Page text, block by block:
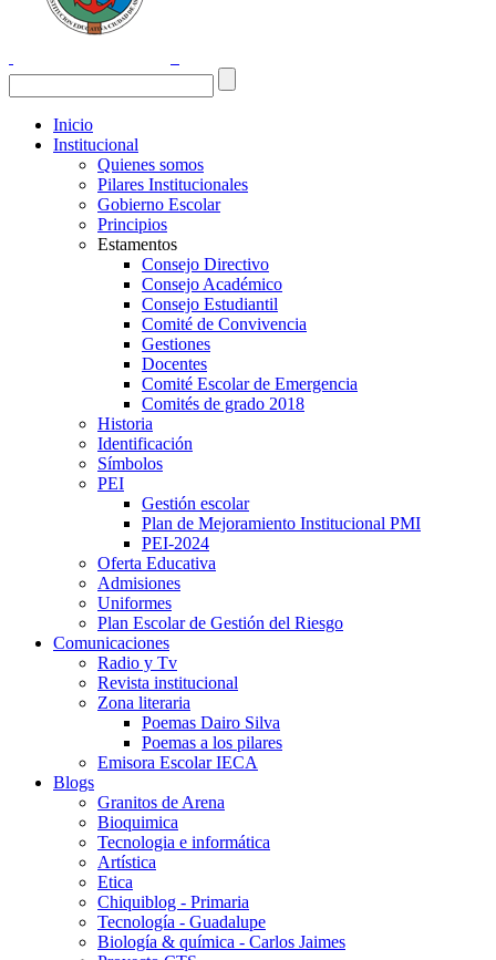
Inicio
Institucional
Quienes somos
Pilares Institucionales
Gobierno Escolar
Principios
Estamentos
Consejo Directivo
Consejo Académico
Consejo Estudiantil
Comité de Convivencia
Gestiones
Docentes
Comité Escolar de Emergencia
Comités de grado 2018
Historia
Identificación
Símbolos
PEI
Gestión escolar
Plan de Mejoramiento Institucional PMI
PEI-2024
Oferta Educativa
Admisiones
Uniformes
Plan Escolar de Gestión del Riesgo
Comunicaciones
Radio y Tv
Revista institucional
Zona literaria
Poemas Dairo Silva
Poemas a los pilares
Emisora Escolar IECA
Blogs
Granitos de Arena
Bioquimica
Tecnologia e informática
Artística
Etica
Chiquiblog - Primaria
Tecnología - Guadalupe
Biología & química - Carlos Jaimes